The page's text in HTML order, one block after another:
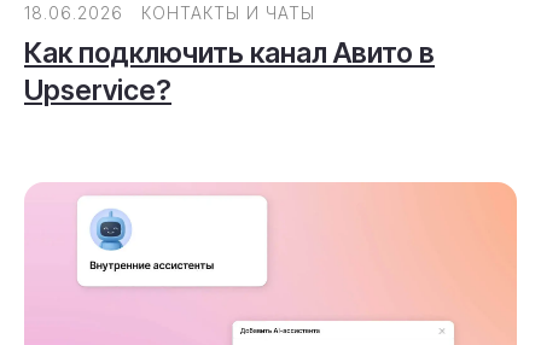
18.06.2026 КОНТАКТЫ И ЧАТЫ
Как подключить канал Авито в
Upservice?